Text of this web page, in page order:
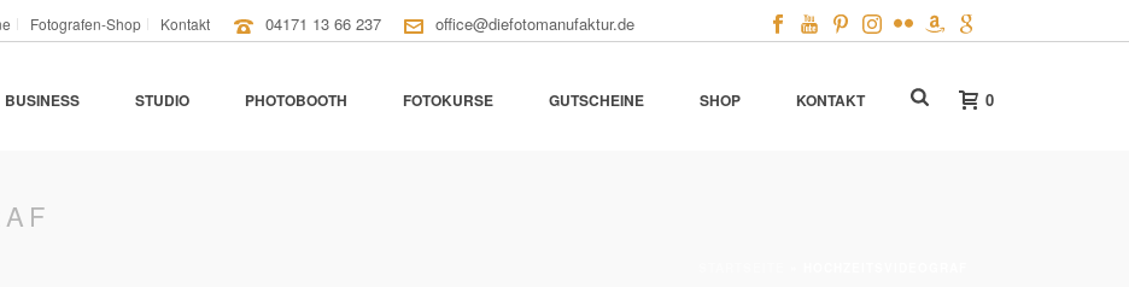
Fotografen-Shop Kontakt 04171 13 66 237 office@diefotomanufaktur.de
BUSINESS STUDIO PHOTOBOOTH FOTOKURSE GUTSCHEINE SHOP KONTAKT 0